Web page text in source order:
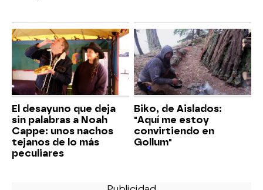
El desayuno que deja
sin palabras a Noah
Cappe: unos nachos
tejanos de lo más
peculiares
Biko, de Aislados:
"Aquí me estoy
convirtiendo en
Gollum"